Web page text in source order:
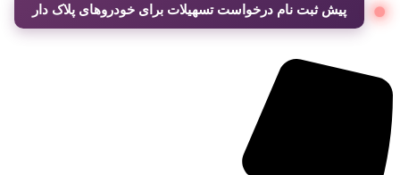
پیش ثبت نام درخواست تسهیلات برای خودروهای پلاک دار